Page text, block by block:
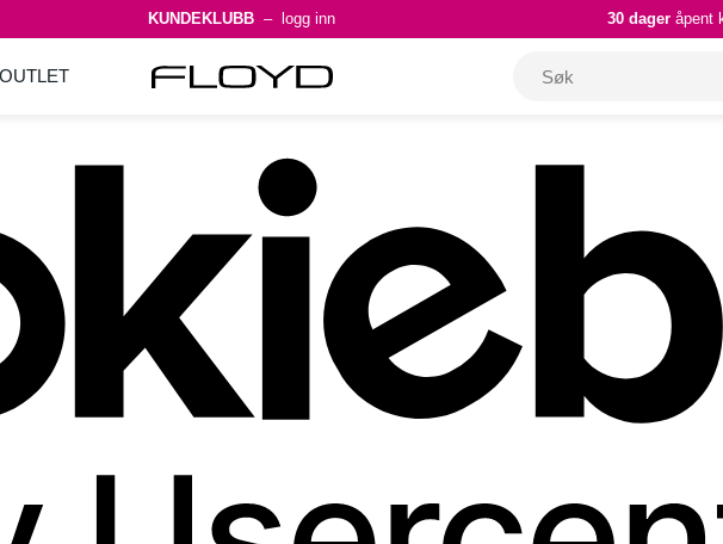
KUNDEKLUBB – logg inn 30 dager åpent
OUTLET